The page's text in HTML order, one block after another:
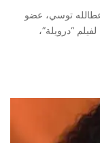
توسي، عضو
“درويلة”،